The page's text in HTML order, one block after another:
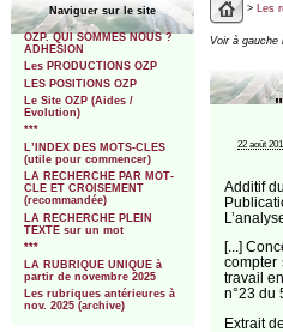
Naviguer sur le site
OZP. QUI SOMMES NOUS ?
ADHESION
Les PRODUCTIONS OZP
LES POSITIONS OZP
Le Site OZP (Aides /
Evolution)
***
L’INDEX DES MOTS-CLES
(utile pour commencer)
LA RECHERCHE PAR MOT-
CLE ET CROISEMENT
(recommandée)
LA RECHERCHE PLEIN
TEXTE sur un mot
***
LA RUBRIQUE UNIQUE à
partir de novembre 2025
Les rubriques antérieures à
nov. 2025 (archive)
> Les
Voir à
22 août
Additif
[...]
compter
travail
n°23 du
Extrait de